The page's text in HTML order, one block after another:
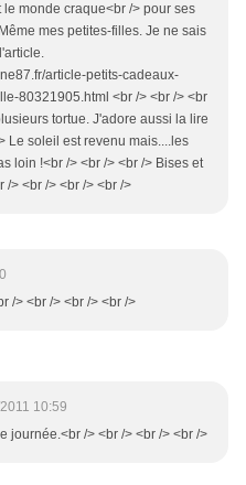
le monde craque<br /> pour ses
mes petites-filles. Je ne sais
article-petits-cadeaux-
80321905.html <br /> <br /> <br
tortue. J'adore aussi la lire
Le soleil est revenu mais....les
loin !<br /> <br /> <br /> Bises et
/> <br /> <br /> <br />
/> <br /> <br /> <br />
10:59
journée.<br /> <br /> <br /> <br />